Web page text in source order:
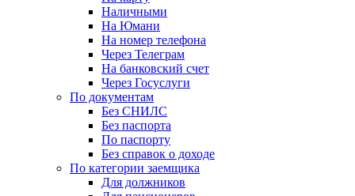
Наличными
На Юмани
На номер телефона
Через Телеграм
На банковский счет
Через Госуслуги
По документам
Без СНИЛС
Без паспорта
По паспорту
Без справок о доходе
По категории заемщика
Для должников